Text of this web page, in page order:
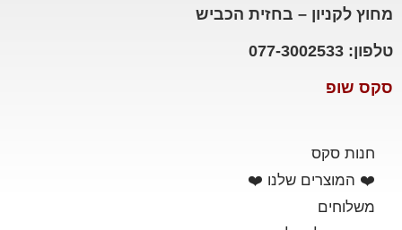
מחוץ לקניון – בחזית הכביש
טלפון: 077-3002533
סקס שופ
חנות סקס
❤️ המוצרים שלנו ❤️
משלוחים